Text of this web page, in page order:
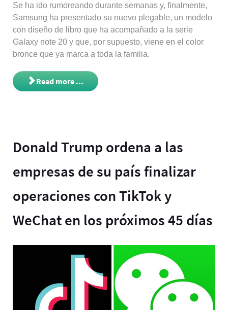
Se ha ido rumoreando durante semanas y, finalmente,
Samsung ha presentado su nuevo plegable, un modelo
con diseño de libro que ha acompañado a la serie
Galaxy note 20 y que, por supuesto, viene en el color
bronce que ya marca a toda la familia.
Read more ...
Donald Trump ordena a las
empresas de su país finalizar
operaciones con TikTok y
WeChat en los próximos 45 días